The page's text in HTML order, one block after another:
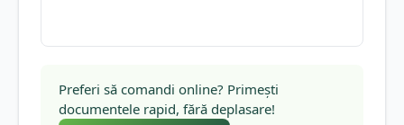
Preferi să comandi online? Primești
documentele rapid, fără deplasare!